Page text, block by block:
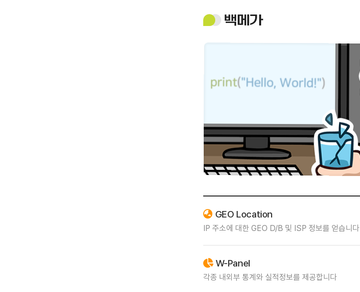
백
메
GEO Location
IP 주소에 대한 GEO D/B 및 ISP 정보를 얻습니다
W-Panel
각종 내외부 통계와 실적정보를 제공합니다